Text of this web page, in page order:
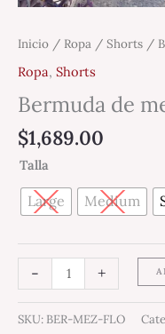
Inicio / Ropa / Shorts /
Ropa, Shorts
Bermuda de
$1,689.00
Talla
Large Medium
- +
SKU: BER-MEZ-FLO